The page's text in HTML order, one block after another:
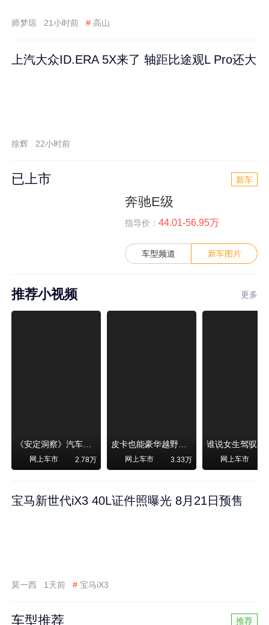
师梦琼 21小时前 # 高山
上汽大众ID.ERA 5X来了 轴距比途观L Pro还大
徐辉 22小时前
已上市 新车
奔驰E级
指导价： 44.01-56.95万
车型频道 新车图片
推荐小视频 更多
《安定洞察》汽车烧不烧油，和石油安全无关！
网上车市 2.78万
皮卡也能豪华越野！纵横F700上市，限时卖29.99万起
网上车市 3.33万 网上车市
宝马新世代iX3 40L证件照曝光 8月21日预售
莫一西 1天前 # 宝马iX3
车型推荐 推荐